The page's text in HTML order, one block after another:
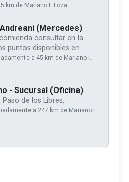
km de Mariano I. Loza
(Mercedes)
consultar en la
puntos disponibles en
a 45 km de Mariano I.
- Sucursal (Oficina)
de los Libres,
a 247 km de Mariano I.